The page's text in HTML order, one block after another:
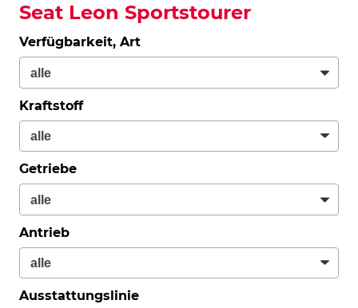
Seat Leon Sportstourer
Verfügbarkeit, Art
Kraftstoff
Getriebe
Antrieb
Ausstattungslinie